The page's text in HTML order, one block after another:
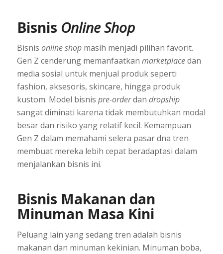
Bisnis Online Shop
Bisnis online shopmasih menjadi pilihan favorit.
Gen Z cenderung memanfaatkan marketplacedan
media sosial untuk menjual produk seperti
fashion, aksesoris, skincare, hingga produk
kustom. Model bisnis pre-orderdan dropship
sangat diminati karena tidak membutuhkan modal
besar dan risiko yang relatif kecil. Kemampuan
Gen Z dalam memahami selera pasar dna tren
membuat mereka lebih cepat beradaptasi dalam
menjalankan bisnis ini.
Bisnis Makanan dan
Minuman Masa Kini
Peluang lain yang sedang tren adalah bisnis
makanan dan minuman kekinian. Minuman boba,